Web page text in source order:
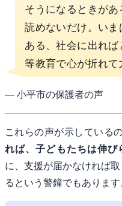
そうになるときがあ
読めないだけ。い
ある、社会に出れ
等教育で心が折れ
— 小平市の保護者の声
これらの声が示している
れば、子どもたちは伸び
に、支援が届かなければ
るという警鐘でもあります